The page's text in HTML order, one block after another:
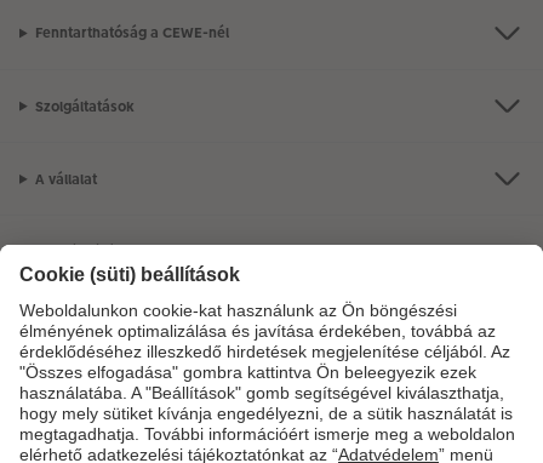
Fenntarthatóság a CEWE-nél
Szolgáltatások
A vállalat
CEWE Fotóvilág